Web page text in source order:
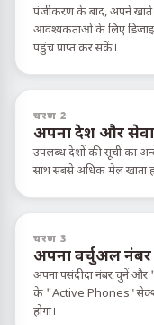
पंजीकरण के बाद, अपने खाते
आवश्यकताओं के लिए
पहुंच प्राप्त कर सकें।
चरण 2
अपना देश और
उपलब्ध देशों की सूची का
साथ सबसे अधिक मेल खाता
चरण 3
अपना वर्चुअल नंबर
अपना पसंदीदा नंबर चुनें
के "Active Phones"
होगा।